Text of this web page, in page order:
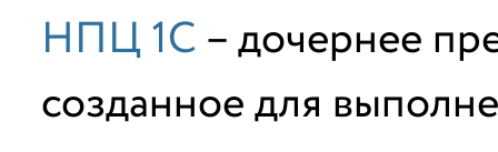
НПЦ 1С– дочернее
созданное для